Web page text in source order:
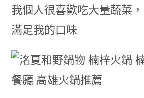
我個人很喜歡吃大量蔬菜
滿足我的口味